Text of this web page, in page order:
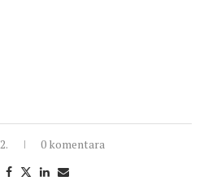
0 komentara